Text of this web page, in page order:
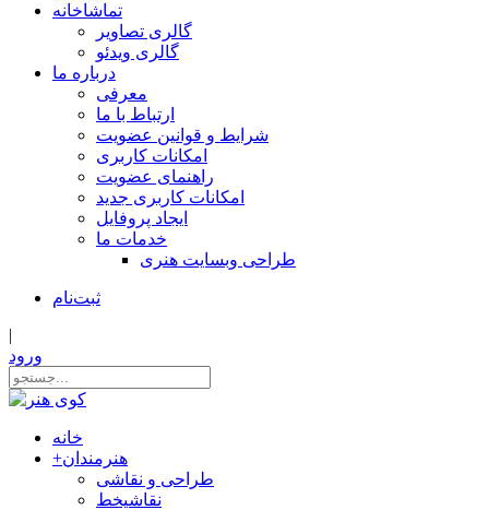
تماشاخانه
گالری تصاویر
گالری ویدئو
درباره ما
معرفی
ارتباط با ما
شرایط و قوانین عضویت
امکانات کاربری
راهنمای عضویت
امکانات کاربری جدید
ایجاد پروفایل
خدمات ما
طراحی وبسایت هنری
ثبت‌نام
|
ورود
خانه
+هنرمندان
طراحی و نقاشی
نقاشیخط